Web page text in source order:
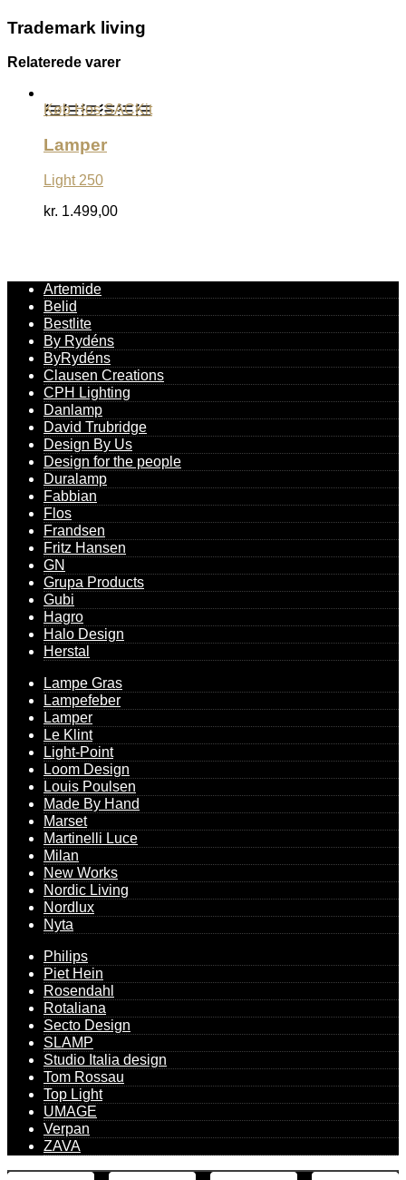
Trademark living
Relaterede varer
Køb Hos SACKit
Lamper
Light 250
kr. 1.499,00
Artemide
Belid
Bestlite
By Rydéns
ByRydéns
Clausen Creations
CPH Lighting
Danlamp
David Trubridge
Design By Us
Design for the people
Duralamp
Fabbian
Flos
Frandsen
Fritz Hansen
GN
Grupa Products
Gubi
Hagro
Halo Design
Herstal
Lampe Gras
Lampefeber
Lamper
Le Klint
Light-Point
Loom Design
Louis Poulsen
Made By Hand
Marset
Martinelli Luce
Milan
New Works
Nordic Living
Nordlux
Nyta
Philips
Piet Hein
Rosendahl
Rotaliana
Secto Design
SLAMP
Studio Italia design
Tom Rossau
Top Light
UMAGE
Verpan
ZAVA